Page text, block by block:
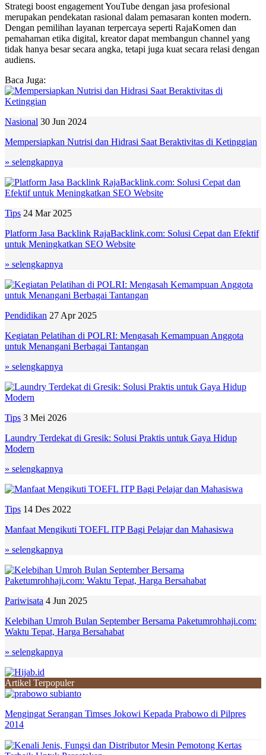
Strategi boost engagement YouTube dengan jasa profesional
merupakan pendekatan rasional dalam pemasaran konten modern.
Dengan pemilihan layanan terpercaya seperti RajaKomen dan
pemahaman etika digital, kreator dapat membangun channel yang
tidak hanya besar secara angka, tetapi juga kuat secara relasi dengan
audiens.
Baca Juga:
Nasional 30 Jun 2024
Mempersiapkan Nutrisi dan Hidrasi Saat Beraktivitas di Ketinggian
» selengkapnya
Tips 24 Mar 2025
Platform Jasa Backlink RajaBacklink.com: Solusi Cepat dan Efektif
untuk Meningkatkan SEO Website
» selengkapnya
Pendidikan 27 Apr 2025
Kegiatan Pelatihan di POLRI: Mengasah Kemampuan Anggota
untuk Menangani Berbagai Tantangan
» selengkapnya
Tips 3 Mei 2026
Laundry Terdekat di Gresik: Solusi Praktis untuk Gaya Hidup
Modern
» selengkapnya
Tips 14 Des 2022
Manfaat Mengikuti TOEFL ITP Bagi Pelajar dan Mahasiswa
» selengkapnya
Pariwisata 4 Jun 2025
Kelebihan Umroh Bulan September Bersama Paketumrohhaji.com:
Waktu Tepat, Harga Bersahabat
» selengkapnya
Artikel Terpopuler
Mengingat Serangan Timses Jokowi Kepada Prabowo di Pilpres
2014